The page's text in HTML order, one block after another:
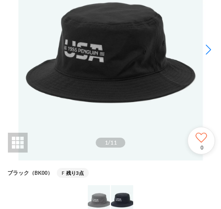
1/11
0
ブラック（BK00） F 残り3点